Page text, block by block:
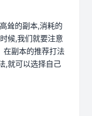
耸的副本,消耗的
候,我们就要注意
在副本的推荐打法
,就可以选择自己